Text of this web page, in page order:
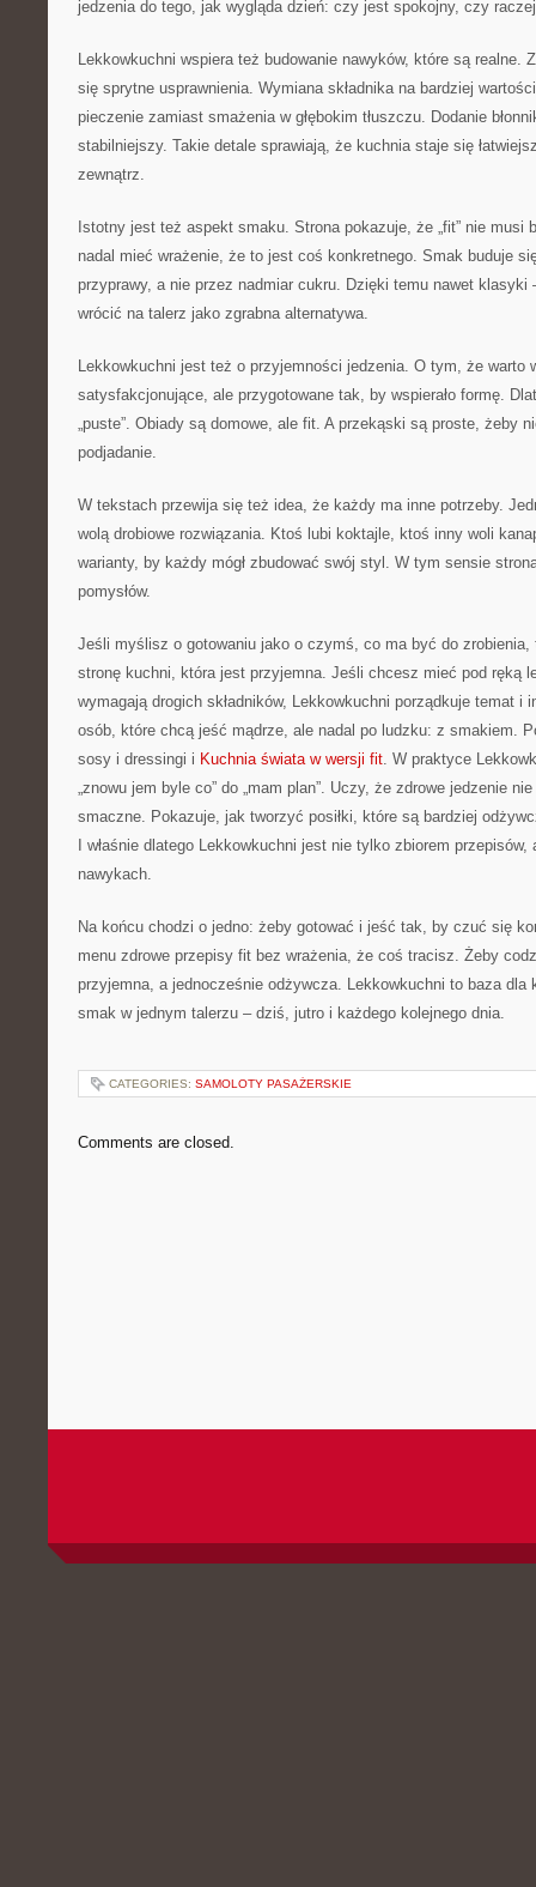
jedzenia do tego, jak wygląda dzień: czy jest spokojny, czy
Lekkowkuchni wspiera też budowanie nawyków, które są realne.
się sprytne usprawnienia. Wymiana składnika na bardziej
pieczenie zamiast smażenia w głębokim tłuszczu. Dodanie
stabilniejszy. Takie detale sprawiają, że kuchnia staje się
zewnątrz.
Istotny jest też aspekt smaku. Strona pokazuje, że „fit” nie musi
nadal mieć wrażenie, że to jest coś konkretnego. Smak buduje
przyprawy, a nie przez nadmiar cukru. Dzięki temu nawet klasyki
wrócić na talerz jako zgrabna alternatywa.
Lekkowkuchni jest też o przyjemności jedzenia. O tym, że warto
satysfakcjonujące, ale przygotowane tak, by wspierało formę.
„puste”. Obiady są domowe, ale fit. A przekąski są proste, żeby
podjadanie.
W tekstach przewija się też idea, że każdy ma inne potrzeby.
wolą drobiowe rozwiązania. Ktoś lubi koktajle, ktoś inny woli
warianty, by każdy mógł zbudować swój styl. W tym sensie
pomysłów.
Jeśli myślisz o gotowaniu jako o czymś, co ma być do zrobienia,
stronę kuchni, która jest przyjemna. Jeśli chcesz mieć pod ręką
wymagają drogich składników, Lekkowkuchni porządkuje temat i
osób, które chcą jeść mądrze, ale nadal po ludzku: z smakiem.
sosy i dressingi i Kuchnia świata w wersji fit. W praktyce
„znowu jem byle co” do „mam plan”. Uczy, że zdrowe jedzenie
smaczne. Pokazuje, jak tworzyć posiłki, które są bardziej
I właśnie dlatego Lekkowkuchni jest nie tylko zbiorem
nawykach.
Na końcu chodzi o jedno: żeby gotować i jeść tak, by czuć się
menu zdrowe przepisy fit bez wrażenia, że coś tracisz. Żeby
przyjemna, a jednocześnie odżywcza. Lekkowkuchni to baza dla
smak w jednym talerzu – dziś, jutro i każdego kolejnego dnia.
CATEGORIES: SAMOLOTY PASAŻERSKIE
Comments are closed.